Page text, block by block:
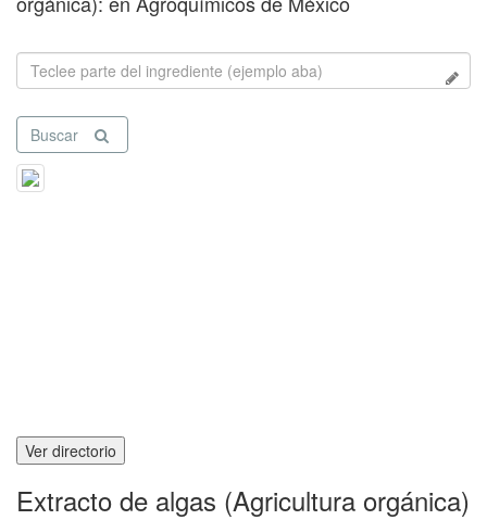
Buscar
Ver directorio
Extracto de algas (Agricultura orgánica)